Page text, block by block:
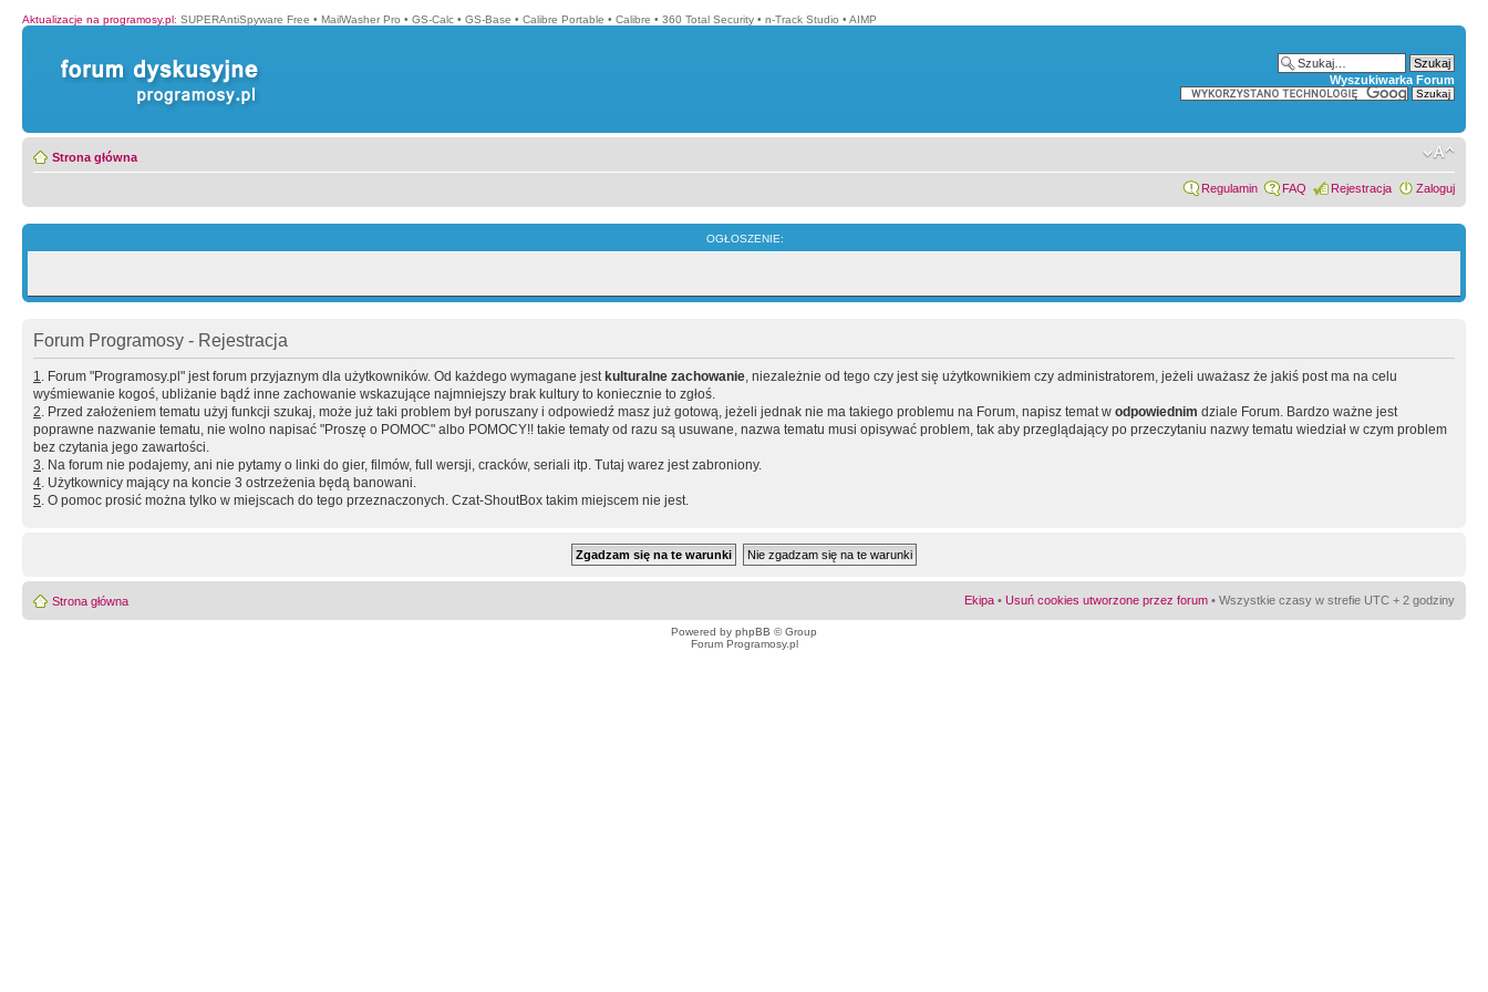
Aktualizacje na programosy.pl: SUPERAntiSpyware Free • MailWasher Pro • GS-Calc • GS-Base • Calibre Portable • Calibre • 360 Total Security • n-Track Studio • AIMP
Wyszukiwarka Forum
Strona główna
Regulamin FAQ Rejestracja Zaloguj
OGŁOSZENIE:
Forum Programosy - Rejestracja
1. Forum "Programosy.pl" jest forum przyjaznym dla użytkowników. Od każdego wymagane jest kulturalne zachowanie, niezależnie od tego czy jest się użytkownikiem czy administratorem, jeżeli uważasz że jakiś post ma na celu
wyśmiewanie kogoś, ubliżanie bądź inne zachowanie wskazujące najmniejszy brak kultury to koniecznie to zgłoś.
2. Przed założeniem tematu użyj funkcji szukaj, może już taki problem był poruszany i odpowiedź masz już gotową, jeżeli jednak nie ma takiego problemu na Forum, napisz temat w odpowiednim dziale Forum. Bardzo ważne jest
poprawne nazwanie tematu, nie wolno napisać "Proszę o POMOC" albo POMOCY!! takie tematy od razu są usuwane, nazwa tematu musi opisywać problem, tak aby przeglądający po przeczytaniu nazwy tematu wiedział w czym problem
bez czytania jego zawartości.
3. Na forum nie podajemy, ani nie pytamy o linki do gier, filmów, full wersji, cracków, seriali itp. Tutaj warez jest zabroniony.
4. Użytkownicy mający na koncie 3 ostrzeżenia będą banowani.
5. O pomoc prosić można tylko w miejscach do tego przeznaczonych. Czat-ShoutBox takim miejscem nie jest.
Strona główna Ekipa • Usuń cookies utworzone przez forum • Wszystkie czasy w strefie UTC + 2 godziny
Powered by phpBB © Group
Forum Programosy.pl